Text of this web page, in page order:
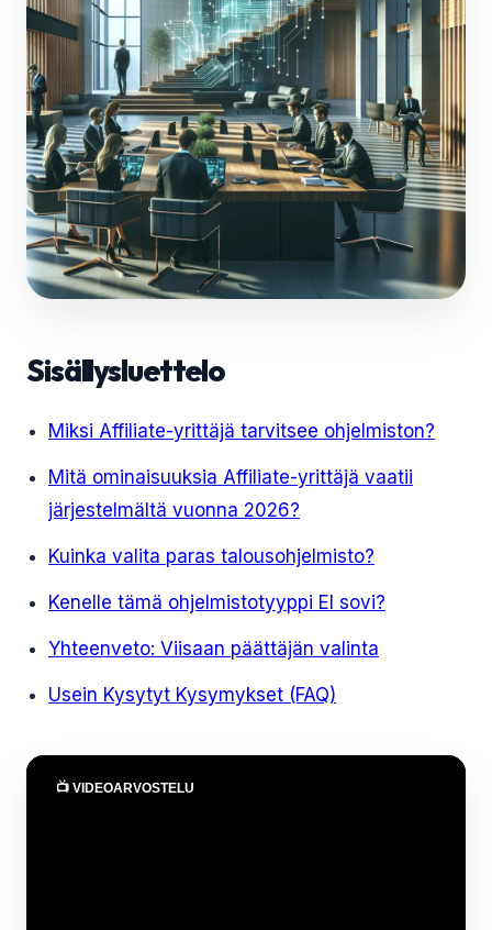
Sisällysluettelo
Miksi Affiliate-yrittäjä tarvitsee ohjelmiston?
Mitä ominaisuuksia Affiliate-yrittäjä vaatii
järjestelmältä vuonna 2026?
Kuinka valita paras talousohjelmisto?
Kenelle tämä ohjelmistotyyppi EI sovi?
Yhteenveto: Viisaan päättäjän valinta
Usein Kysytyt Kysymykset (FAQ)
📺 VIDEOARVOSTELU